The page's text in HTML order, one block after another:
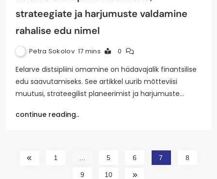
strateegiate ja harjumuste valdamine
rahalise edu nimel
Petra Sokolov 17 mins 0
Eelarve distsipliini omamine on hädavajalik finantsilise
edu saavutamiseks. See artikkel uurib mõtteviisi
muutusi, strateegilist planeerimist ja harjumuste…
continue reading..
1 5 6 7 8
9 10